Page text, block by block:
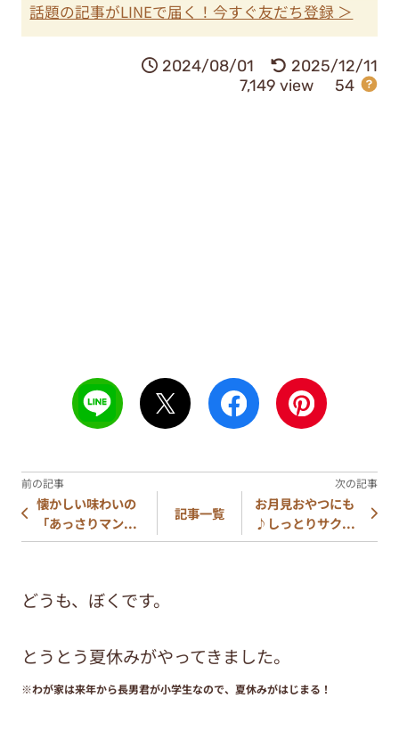
話題の記事がLINEで届く！今すぐ友だち登録 ＞
2024/08/01
2025/12/11
7,149 view
54
懐かしい味わいの
「あっさりマン...
記事一覧
お月見おやつにも
♪しっとりサク...
どうも、ぼくです。
とうとう夏休みがやってきました。
※わが家は来年から長男君が小学生なので、夏休みがはじまる！